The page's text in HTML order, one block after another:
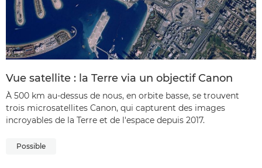
Vue satellite : la Terre via un objectif Canon
À 500 km au-dessus de nous, en orbite basse, se trouvent
trois microsatellites Canon, qui capturent des images
incroyables de la Terre et de l'espace depuis 2017.
Possible